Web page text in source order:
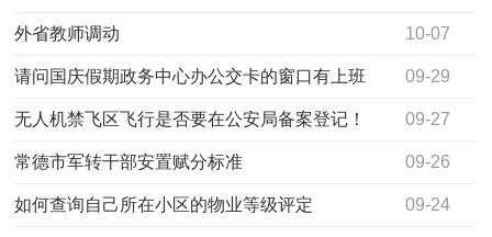
外省教师调动 10-07
请问国庆假期政务中心办公交卡的窗口有上班
的吗？
09-29
无人机禁飞区飞行是否要在公安局备案登记！ 09-27
常德市军转干部安置赋分标准 09-26
如何查询自己所在小区的物业等级评定 09-24